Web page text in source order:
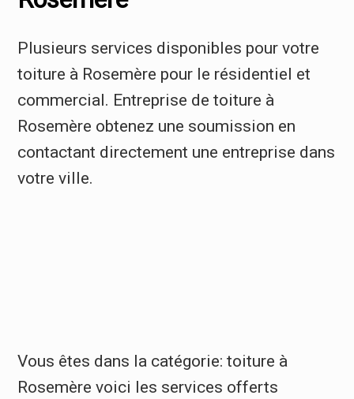
Plusieurs services disponibles pour votre
toiture à Rosemère pour le résidentiel et
commercial. Entreprise de toiture à
Rosemère obtenez une soumission en
contactant directement une entreprise dans
votre ville.
Vous êtes dans la catégorie: toiture à
Rosemère voici les services offerts